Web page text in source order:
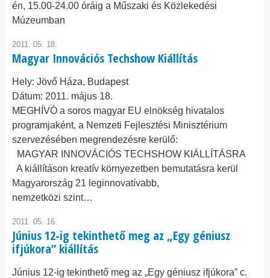
én, 15.00-24.00 óráig a Műszaki és Közlekedési
Múzeumban
2011. 05. 18.
Magyar Innovációs Techshow Kiállítás
Hely: Jövő Háza, Budapest
Dátum: 2011. május 18.
MEGHÍVÓ a soros magyar EU elnökség hivatalos
programjaként, a Nemzeti Fejlesztési Minisztérium
szervezésében megrendezésre kerülő:
MAGYAR INNOVÁCIÓS TECHSHOW KIÁLLÍTÁSRA
A kiállításon kreatív környezetben bemutatásra kerül
Magyarország 21 leginnovatívabb,
nemzetközi szint…
2011. 05. 16.
Június 12-ig tekinthető meg az „Egy géniusz
ifjúkora” kiállítás
Június 12-ig tekinthető meg az „Egy géniusz ifjúkora” c.